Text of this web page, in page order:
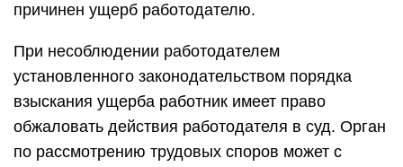
причинен ущерб работодателю.
При несоблюдении работодателем
установленного законодательством порядка
взыскания ущерба работник имеет право
обжаловать действия работодателя в суд. Орган
по рассмотрению трудовых споров может с